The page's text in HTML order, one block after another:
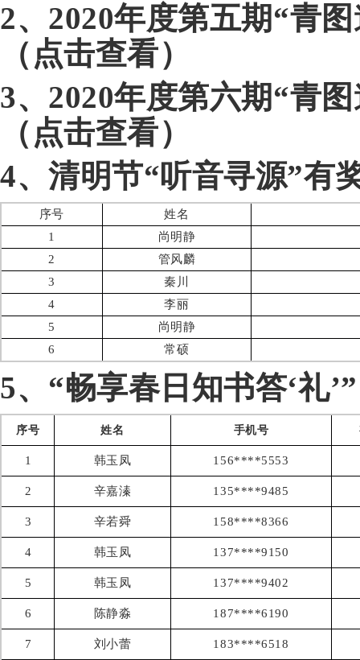
2、 2020年度第五期“青
（点击查看）
3、 2020年度第六期“青
（点击查看）
4、清明节“听音寻源”有
序号
姓名
1
尚明静
2
管风麟
3
秦川
4
李丽
5
尚明静
6
常硕
5、“畅享春日知书答‘礼
序号 姓名 手机号
1 韩玉凤 156****5553
2 辛嘉溱 135****9485
3 辛若舜 158****8366
4 韩玉凤 137****9150
5 韩玉凤 137****9402
6 陈静淼 187****6190
7 刘小蕾 183****6518